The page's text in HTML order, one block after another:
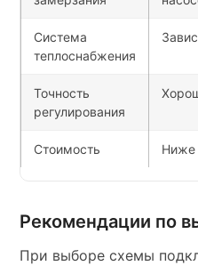
Система
теплоснабжения
Точность
регулирования
Стоимость Ниже
Рекомендации по
При выборе схемы